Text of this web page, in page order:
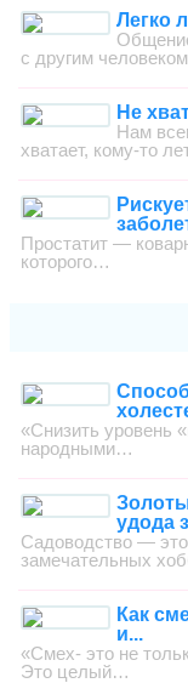
Легко
с другим
Не
Нам
хватает, кому-то
Простатит —
которого…
«Снизить уровень
народными…
удода
Садоводство —
замечательных
Как
и...
«Смех- это не
Это целый…